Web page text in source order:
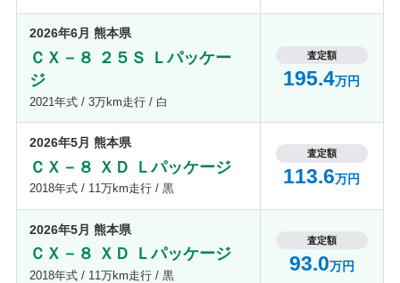
2026年6月 熊本県
ＣＸ－８ ２５Ｓ Ｌパッケー
ジ
2021年式 / 3万km走行 / 白
査定額
195.4万円
2026年5月 熊本県
ＣＸ－８ ＸＤ Ｌパッケージ
2018年式 / 11万km走行 / 黒
査定額
113.6万円
2026年5月 熊本県
ＣＸ－８ ＸＤ Ｌパッケージ
2018年式 / 11万km走行 / 黒
査定額
93.0万円